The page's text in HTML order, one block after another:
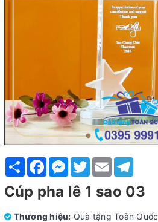
Share FacebookMessenger
TwitterEmail
Cúp pha lê 1 sao 03
Thương hiệu: Quà tặng Toàn Quốc